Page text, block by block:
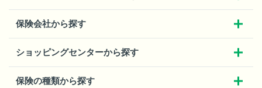
保険会社から探す
ショッピングセンターから探す
保険の種類から探す